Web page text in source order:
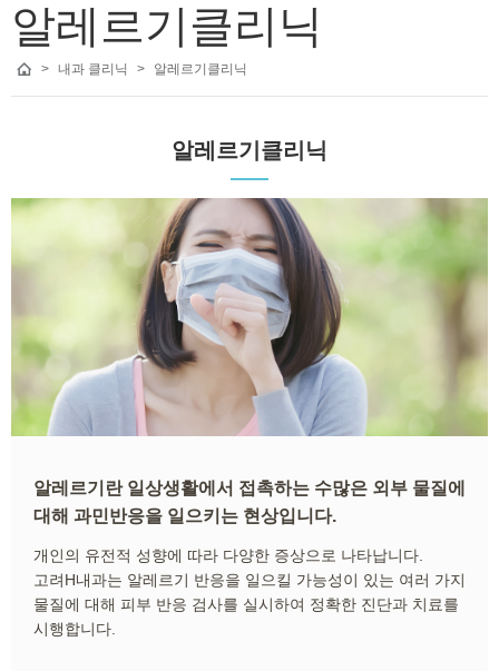
알레르기클리닉
> 내과 클리닉 > 알레르기클리닉
알레르기클리닉
알레르기란 일상생활에서 접촉하는 수많은 외부 물질에
대해 과민반응을 일으키는 현상입니다.
개인의 유전적 성향에 따라 다양한 증상으로 나타납니다.
고려H내과는 알레르기 반응을 일으킬 가능성이 있는 여러 가지
물질에 대해 피부 반응 검사를 실시하여 정확한 진단과 치료를
시행합니다.